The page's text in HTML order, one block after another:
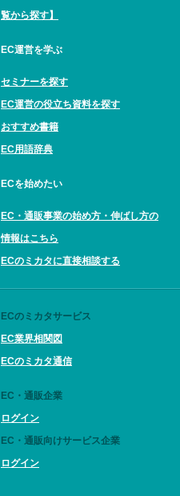
覧から探す】
EC運営を学ぶ
セミナーを探す
EC運営の役立ち資料を探す
おすすめ書籍
EC用語辞典
ECを始めたい
EC・通販事業の始め方・伸ばし方の
情報はこちら
ECのミカタに直接相談する
ECのミカタサービス
EC業界相関図
ECのミカタ通信
EC・通販企業
ログイン
EC・通販向けサービス企業
ログイン